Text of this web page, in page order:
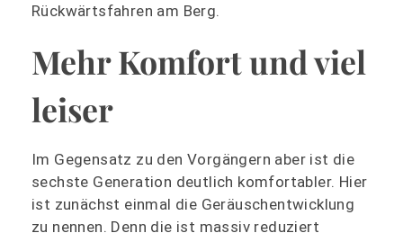
Rückwärtsfahren am Berg.
Mehr Komfort und viel
leiser
Im Gegensatz zu den Vorgängern aber ist die
sechste Generation deutlich komfortabler. Hier
ist zunächst einmal die Geräuschentwicklung
zu nennen. Denn die ist massiv reduziert